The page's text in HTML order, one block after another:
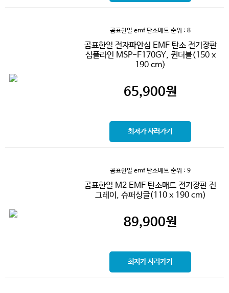
곰표한일 emf 탄소매트 순위 : 8
곰표한일 전자파안심 EMF 탄소 전기장판
심플라인 MSP-F170GY, 퀸더블(150 x
190 cm)
65,900원
최저가 사러가기
곰표한일 emf 탄소매트 순위 : 9
곰표한일 M2 EMF 탄소매트 전기장판 진
그레이, 슈퍼싱글(110 x 190 cm)
89,900원
최저가 사러가기